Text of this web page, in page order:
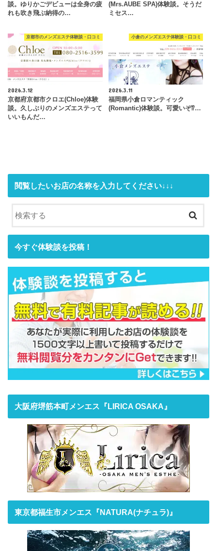
談。ゆりかごデビューは全身の疲
れも吹き飛ぶ納得の…
(Mrs.AUBE SPA)体験談。そうだ
ミセス…
京都市のメンズエステ体験談・口コミ
2026.3.12
京都府京都市クロエ(Chloe)体験
談。久しぶりのメンズエステって
いいもんだ…
小倉のメンズエステ体験談・口コミ
2026.3.11
福岡県小倉ロマンティック
(Romantic)体験談。可愛いぞ⁉…
閲覧したいお店の名称を入力してください↓↓↓
今すぐ体験談を投稿！
大阪府堺筋本町メンエス『LIRICA OSAKA』
東京都福生市メンエス『NATURA(ナチュラ)』